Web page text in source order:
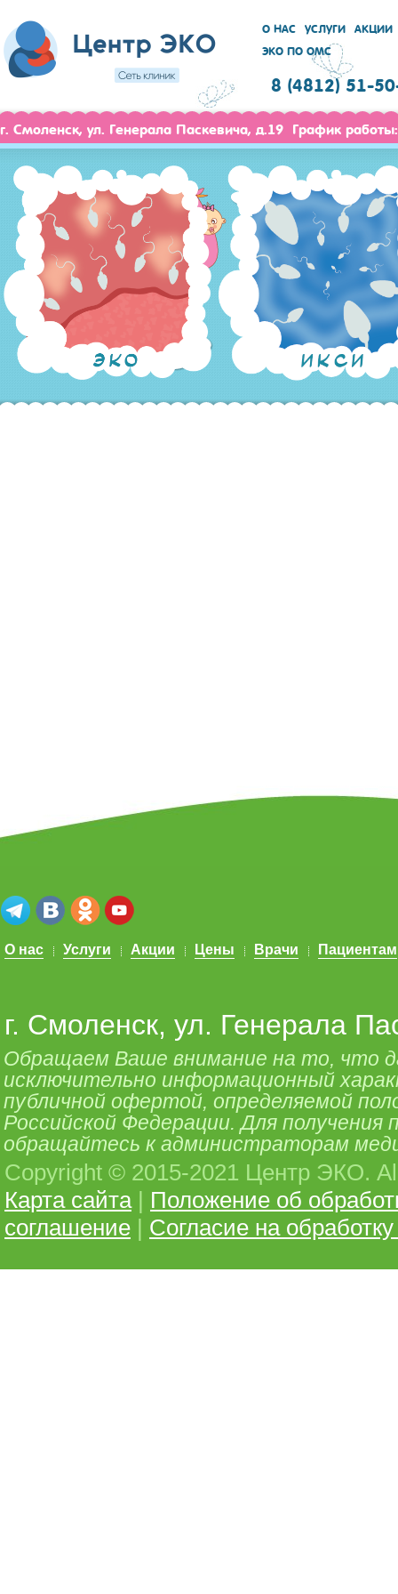
О НАС УСЛУГИ
АКЦИИ
ЭКО ПО ОМС
8 (4812) 51-
г. Смоленск, ул. Генерала Паскевича, д.19 График
О нас Услуги Акции Цены Врачи Пациентам
г. Смоленск, ул. Генерала
Обращаем Ваше внимание на то, что
исключительно информационный
публичной офертой, определяемой
Российской Федерации. Для
обращайтесь к администраторам
Copyright © 2015-2021 Центр ЭКО.
Карта сайта| Положение об
соглашение | Согласие на